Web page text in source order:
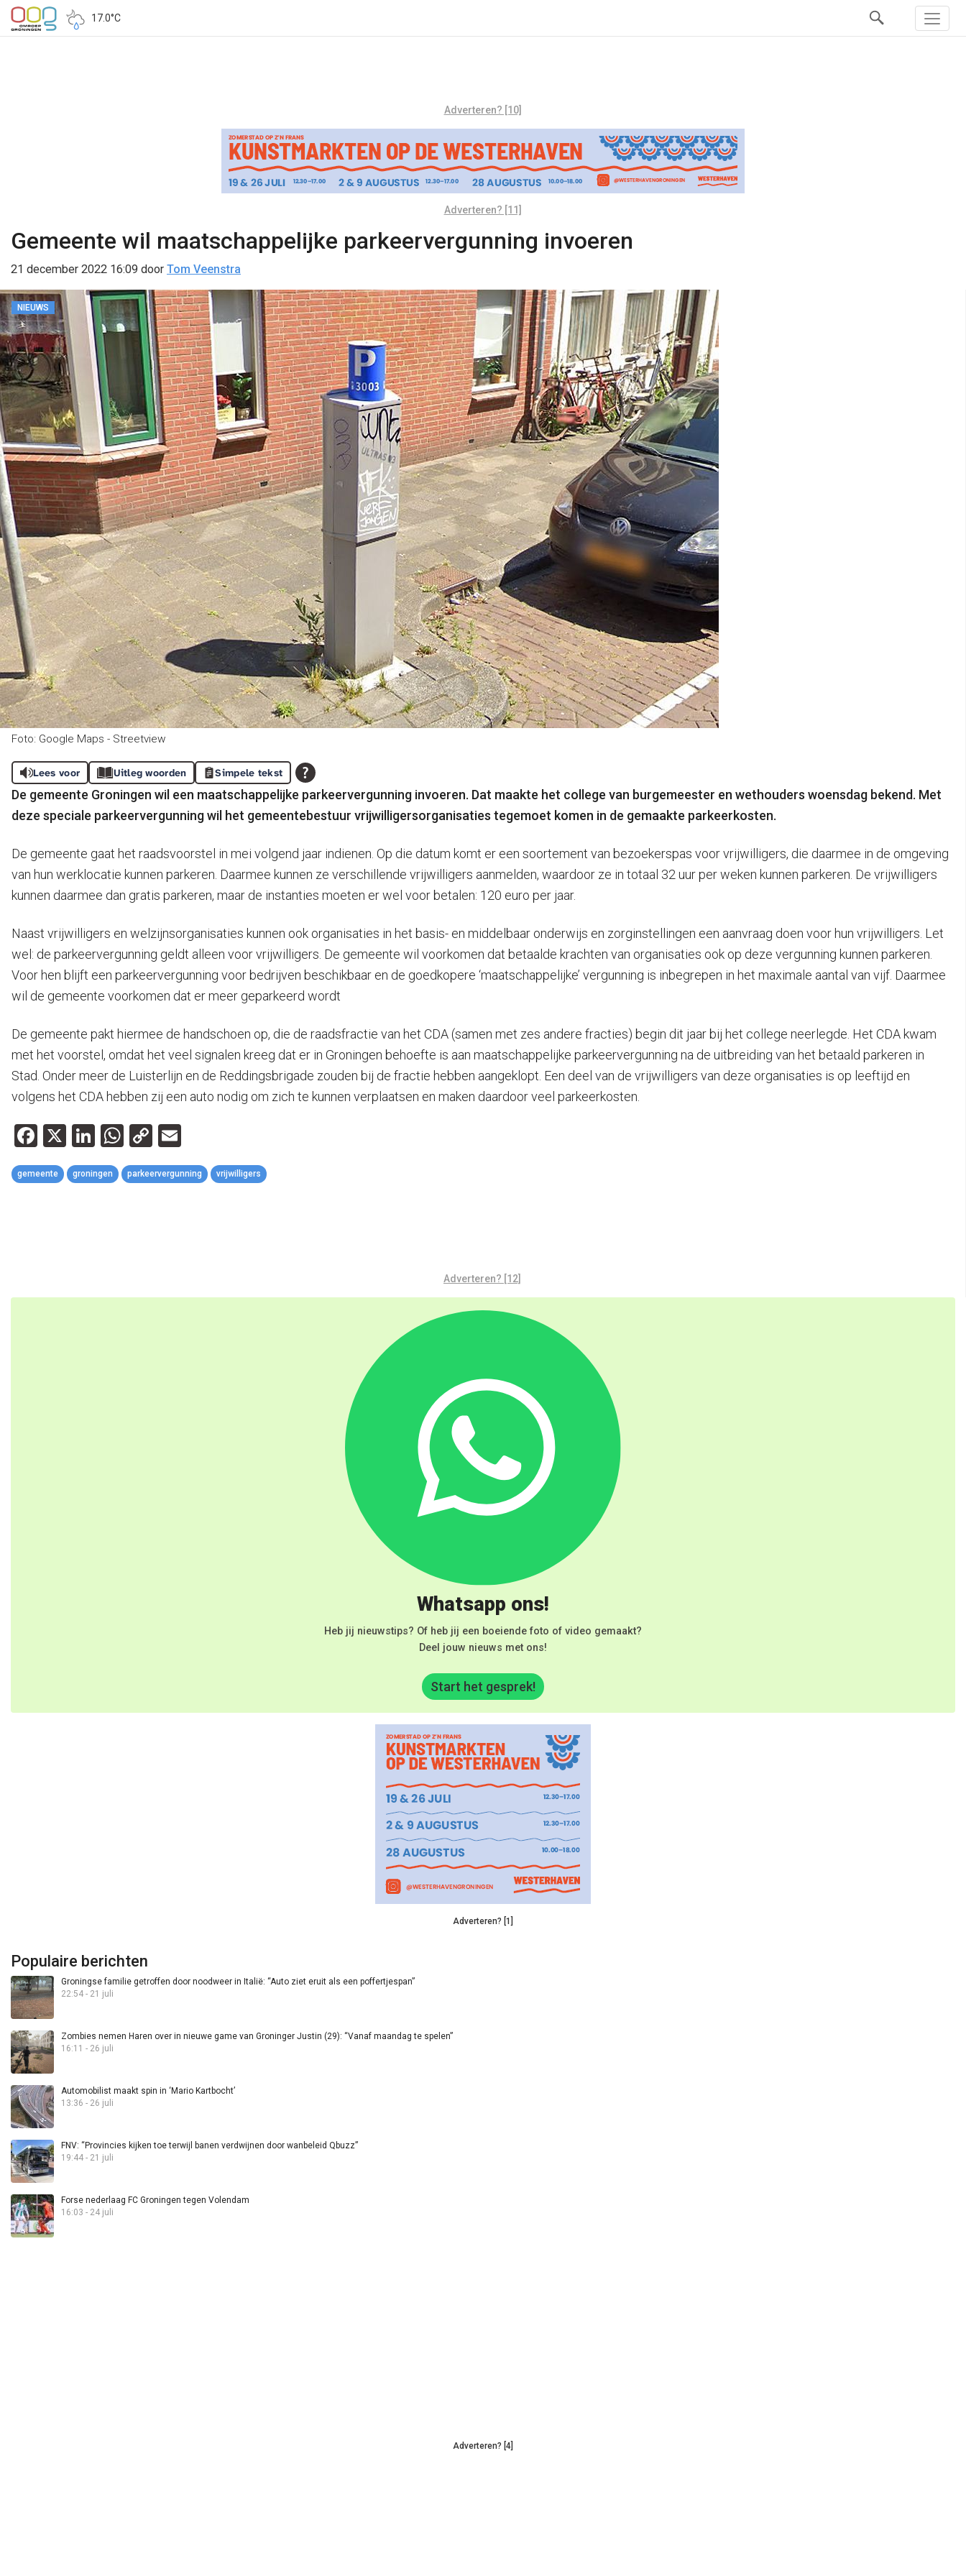
17.0°C
Adverteren? [10]
Adverteren? [11]
Gemeente wil maatschappelijke parkeervergunning invoeren
21 december 2022 16:09 door Tom Veenstra
NIEUWS
Foto: Google Maps - Streetview
Lees voor Uitleg woorden Simpele tekst
De gemeente Groningen wil een maatschappelijke parkeervergunning invoeren. Dat maakte het college van burgemeester en wethouders woensdag bekend. Met
deze speciale parkeervergunning wil het gemeentebestuur vrijwilligersorganisaties tegemoet komen in de gemaakte parkeerkosten.
De gemeente gaat het raadsvoorstel in mei volgend jaar indienen. Op die datum komt er een soortement van bezoekerspas voor vrijwilligers, die daarmee in de omgeving
van hun werklocatie kunnen parkeren. Daarmee kunnen ze verschillende vrijwilligers aanmelden, waardoor ze in totaal 32 uur per weken kunnen parkeren. De vrijwilligers
kunnen daarmee dan gratis parkeren, maar de instanties moeten er wel voor betalen: 120 euro per jaar.
Naast vrijwilligers en welzijnsorganisaties kunnen ook organisaties in het basis- en middelbaar onderwijs en zorginstellingen een aanvraag doen voor hun vrijwilligers. Let
wel: de parkeervergunning geldt alleen voor vrijwilligers. De gemeente wil voorkomen dat betaalde krachten van organisaties ook op deze vergunning kunnen parkeren.
Voor hen blijft een parkeervergunning voor bedrijven beschikbaar en de goedkopere ‘maatschappelijke’ vergunning is inbegrepen in het maximale aantal van vijf. Daarmee
wil de gemeente voorkomen dat er meer geparkeerd wordt
De gemeente pakt hiermee de handschoen op, die de raadsfractie van het CDA (samen met zes andere fracties) begin dit jaar bij het college neerlegde. Het CDA kwam
met het voorstel, omdat het veel signalen kreeg dat er in Groningen behoefte is aan maatschappelijke parkeervergunning na de uitbreiding van het betaald parkeren in
Stad. Onder meer de Luisterlijn en de Reddingsbrigade zouden bij de fractie hebben aangeklopt. Een deel van de vrijwilligers van deze organisaties is op leeftijd en
volgens het CDA hebben zij een auto nodig om zich te kunnen verplaatsen en maken daardoor veel parkeerkosten.
Facebook
X LinkedIn
WhatsApp
Copy
Link
gemeente groningen parkeervergunning vrijwilligers
Adverteren? [12]
Whatsapp ons!
Heb jij nieuwstips? Of heb jij een boeiende foto of video gemaakt?
Deel jouw nieuws met ons!
Start het gesprek!
Adverteren? [1]
Populaire berichten
Groningse familie getroffen door noodweer in Italië: “Auto ziet eruit als een poffertjespan”
22:54 - 21 juli
Zombies nemen Haren over in nieuwe game van Groninger Justin (29): “Vanaf maandag te spelen”
16:11 - 26 juli
Automobilist maakt spin in ‘Mario Kartbocht’
13:36 - 26 juli
FNV: “Provincies kijken toe terwijl banen verdwijnen door wanbeleid Qbuzz”
19:44 - 21 juli
Forse nederlaag FC Groningen tegen Volendam
16:03 - 24 juli
Adverteren? [4]